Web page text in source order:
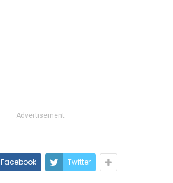
Advertisement
Facebook Twitter